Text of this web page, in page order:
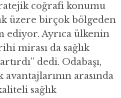
coğrafi konumu
üzere birçok bölgeden
ediyor. Ayrıca ülkenin
mirası da sağlık
dedi. Odabaşı,
arasında
sağlık